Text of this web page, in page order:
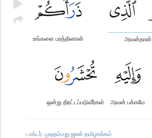
அவன்தான்
உங்களை பரத்தினான்
அவன் பக்கமே
ஒன்று திரட்டப்படுவீர்கள்
டாக்டர். முஹம்மது ஜான் தமிழாக்கம்